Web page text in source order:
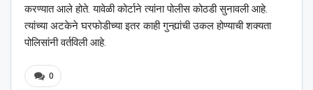
करण्यात आले होते. यावेळी कोर्टाने त्यांना पोलीस कोठडी सुनावली आहे.
त्यांच्या अटकेने घरफोडीच्या इतर काही गुन्ह्यांची उकल होण्याची शक्यता
पोलिसांनी वर्तविली आहे.
0